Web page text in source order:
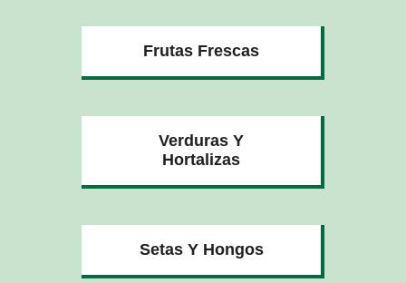
Frutas Frescas
Verduras Y
Hortalizas
Setas Y Hongos